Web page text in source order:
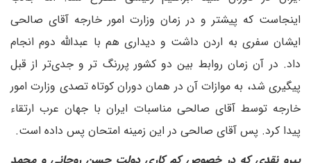
اینجاست که پیشتر و در زمان وزارت امور خارجه آقای صالحی
ایشان سفری به اردن داشت و دیداری هم با عبدالله دوم انجام
داد. در آن زمان روابط بین دو کشور پررنگ تر و جدی‌تر از قبل
پیگیری شد، به موازات آن در همان دوران کوتاه تصدی وزارت امور
خارجه توسط آقای صالحی مناسبات ایران با جهان عرب ارتقاء
پیدا کرد. پس آقای صالحی در این زمینه امتحان پس داده است.